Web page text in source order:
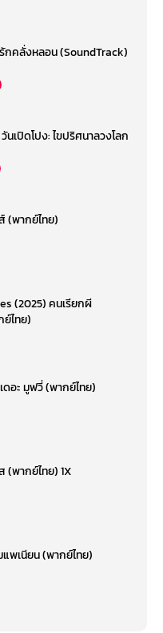
กคลั่งหลอน (SoundTrack)
เปิดโปง: ไขปริศนาลวงโลก
(พากย์ไทย)
(2025) คนเรียกผี
ไทย)
ดอะ มูฟวี่ (พากย์ไทย)
(พากย์ไทย) 1X
พเนียน (พากย์ไทย)